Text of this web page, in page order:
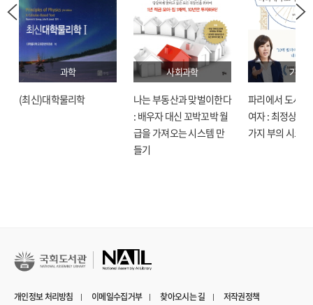
과학
(최신)대학물리학
사회과학
나는 부동산과 맞벌이한다
: 배우자 대신 꼬박꼬박 월
급을 가져오는 시스템 만
들기
기술
파리에서 도시락
여자 : 최정상으
가지 부의 시크릿
개인정보 처리방침 이메일수집거부 찾아오시는 길 저작권정책